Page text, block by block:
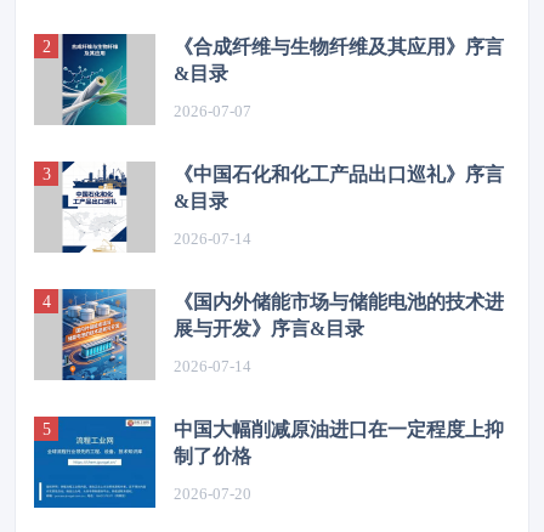
《合成纤维与生物纤维及其应用》序言
&目录
2026-07-07
《中国石化和化工产品出口巡礼》序言
&目录
2026-07-14
《国内外储能市场与储能电池的技术进
展与开发》序言&目录
2026-07-14
中国大幅削减原油进口在一定程度上抑
制了价格
2026-07-20